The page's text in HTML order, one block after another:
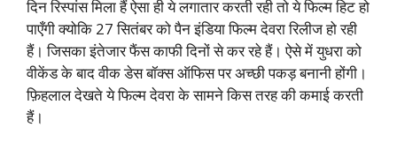
दिन रिस्पांस मिला हैं ऐसा ही ये लगातार करती रही तो ये फिल्म हिट हो
पाएँगी क्योकि 27 सितंबर को पैन इंडिया फिल्म देवरा रिलीज हो रही
हैं। जिसका इंतेजार फैंस काफी दिनों से कर रहे हैं। ऐसे में युधरा को
वीकेंड के बाद वीक डेस बॉक्स ऑफिस पर अच्छी पकड़ बनानी होंगी।
फ़िहलाल देखते ये फिल्म देवरा के सामने किस तरह की कमाई करती
हैं।